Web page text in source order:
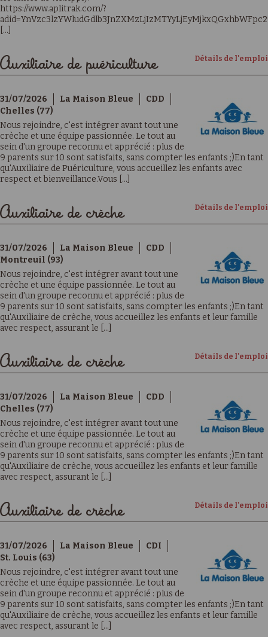
https://www.aplitrak.com/?
[...]
Détails de l'emploi
Auxiliaire de puériculture
31/07/2026 La Maison Bleue
CDD
Chelles (77)
Nous rejoindre, c'est intégrer avant tout une
crèche et une équipe passionnée. Le tout au
sein d'un groupe reconnu et apprécié : plus de
9 parents sur 10 sont satisfaits, sans compter les enfants ;)En tant
qu'Auxiliaire de Puériculture, vous accueillez les enfants avec
respect et bienveillance.Vous [...]
Détails de l'emploi
Auxiliaire de crèche
31/07/2026 La Maison Bleue
CDD
Montreuil (93)
Nous rejoindre, c'est intégrer avant tout une
crèche et une équipe passionnée. Le tout au
sein d'un groupe reconnu et apprécié : plus de
9 parents sur 10 sont satisfaits, sans compter les enfants ;)En tant
qu'Auxiliaire de crèche, vous accueillez les enfants et leur famille
avec respect, assurant le [...]
Détails de l'emploi
Auxiliaire de crèche
31/07/2026 La Maison Bleue
CDD
Chelles (77)
Nous rejoindre, c'est intégrer avant tout une
crèche et une équipe passionnée. Le tout au
sein d'un groupe reconnu et apprécié : plus de
9 parents sur 10 sont satisfaits, sans compter les enfants ;)En tant
qu'Auxiliaire de crèche, vous accueillez les enfants et leur famille
avec respect, assurant le [...]
Détails de l'emploi
Auxiliaire de crèche
31/07/2026 La Maison Bleue
CDI
St. Louis (63)
Nous rejoindre, c'est intégrer avant tout une
crèche et une équipe passionnée. Le tout au
sein d'un groupe reconnu et apprécié : plus de
9 parents sur 10 sont satisfaits, sans compter les enfants ;)En tant
qu'Auxiliaire de crèche, vous accueillez les enfants et leur famille
avec respect, assurant le [...]